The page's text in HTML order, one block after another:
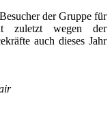
der Gruppe für
zuletzt wegen der
auch dieses Jahr